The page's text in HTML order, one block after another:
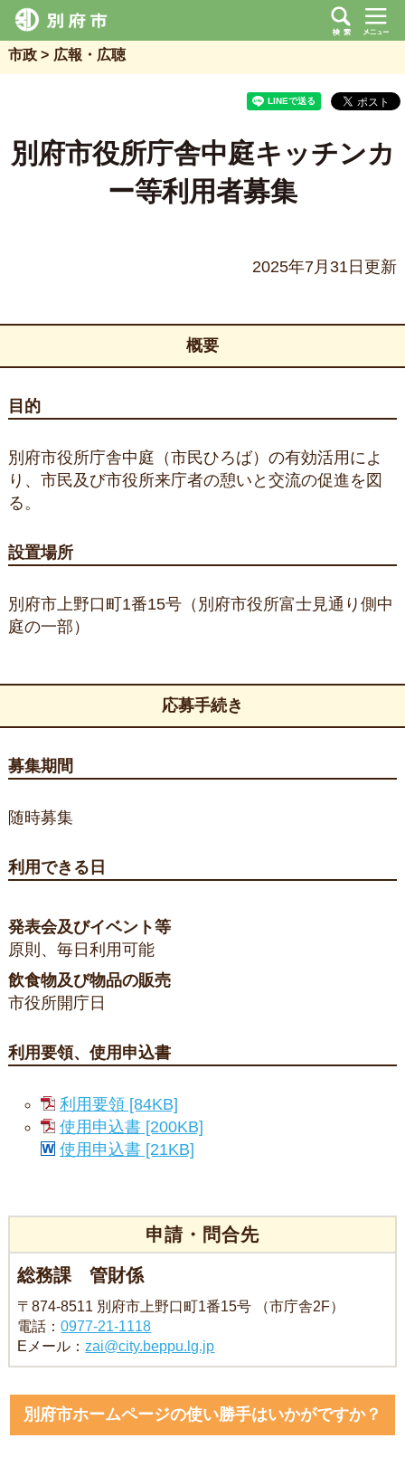
市政 広報・広聴
別府市役所庁舎中庭キッチンカ
ー等利用者募集
2025年7月31日更新
概要
目的
別府市役所庁舎中庭（市民ひろば）の有効活用によ
り、市民及び市役所来庁者の憩いと交流の促進を図
る。
設置場所
別府市上野口町1番15号（別府市役所富士見通り側中
庭の一部）
応募手続き
募集期間
随時募集
利用できる日
発表会及びイベント等
原則、毎日利用可能
飲食物及び物品の販売
市役所開庁日
利用要領、使用申込書
利用要領 [84KB]
使用申込書 [200KB]
使用申込書 [21KB]
申請・問合先
総務課 管財係
〒874-8511 別府市上野口町1番15号 （市庁舎2F）
電話：0977-21-1118
Eメール： zai@city.beppu.lg.jp
別府市ホームページの使い勝手はいかがですか？